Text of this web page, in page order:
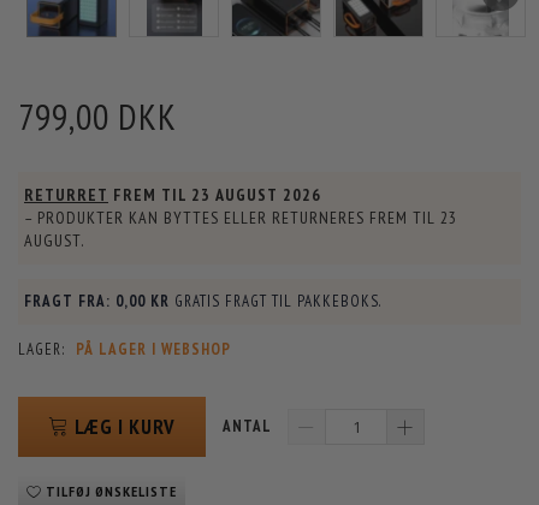
799,00 DKK
RETURRET FREM TIL 23 AUGUST 2026
– PRODUKTER KAN BYTTES ELLER RETURNERES FREM TIL 23
AUGUST.
FRAGT FRA: 0,00 KR GRATIS FRAGT TIL PAKKEBOKS.
LAGER: PÅ LAGER I WEBSHOP
LÆG I KURV ANTAL
TILFØJ ØNSKELISTE